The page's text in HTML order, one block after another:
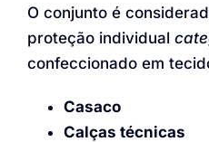
O conjunto é
proteção individual
confeccionado em
Casaco
Calças técnicas